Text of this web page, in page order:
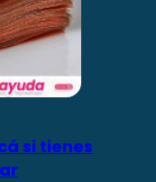
si tienes